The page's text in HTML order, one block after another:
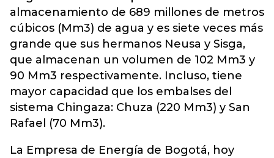
almacenamiento de 689 millones de metros
cúbicos (Mm3) de agua y es siete veces más
grande que sus hermanos Neusa y Sisga,
que almacenan un volumen de 102 Mm3 y
90 Mm3 respectivamente. Incluso, tiene
mayor capacidad que los embalses del
sistema Chingaza: Chuza (220 Mm3) y San
Rafael (70 Mm3).
La Empresa de Energía de Bogotá, hoy